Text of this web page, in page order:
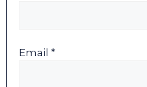
Email *